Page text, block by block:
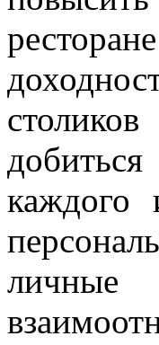
каждого